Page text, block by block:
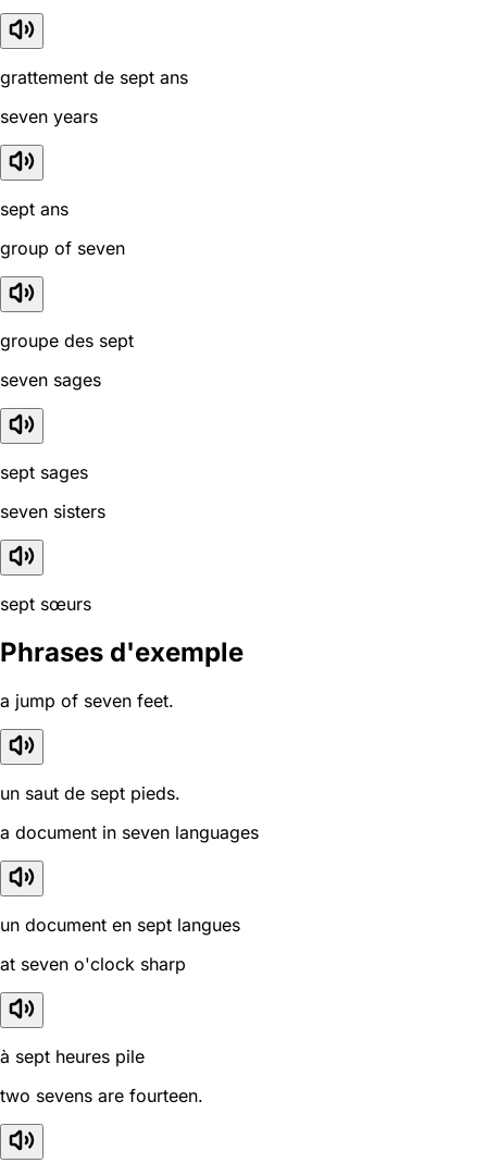
grattement de sept ans
seven years
sept ans
group of seven
groupe des sept
seven sages
sept sages
seven sisters
sept sœurs
Phrases d'exemple
a jump of seven feet.
un saut de sept pieds.
a document in seven languages
un document en sept langues
at seven o'clock sharp
à sept heures pile
two sevens are fourteen.